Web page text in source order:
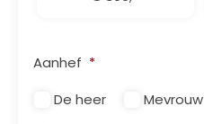
Aanhef *
De heer
Mevrouw